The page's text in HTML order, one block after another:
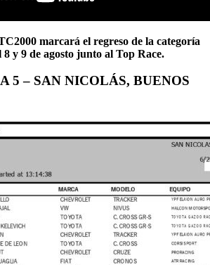
marcará el regreso de la categoría
y 9 de agosto junto al Top Race.
5 – SAN NICOLÁS, BUENOS